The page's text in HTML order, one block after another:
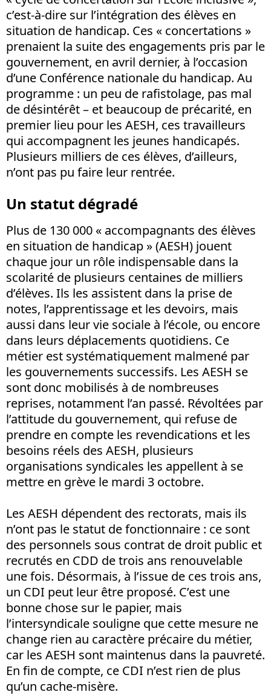
c’est-à-dire sur l’intégration des élèves en
situation de handicap. Ces « concertations »
prenaient la suite des engagements pris par le
gouvernement, en avril dernier, à l’occasion
d’une Conférence nationale du handicap. Au
programme : un peu de rafistolage, pas mal
de désintérêt – et beaucoup de précarité, en
premier lieu pour les AESH, ces travailleurs
qui accompagnent les jeunes handicapés.
Plusieurs milliers de ces élèves, d’ailleurs,
n’ont pas pu faire leur rentrée.
Un statut dégradé
Plus de 130 000 « accompagnants des élèves
en situation de handicap » (AESH) jouent
chaque jour un rôle indispensable dans la
scolarité de plusieurs centaines de milliers
d’élèves. Ils les assistent dans la prise de
notes, l’apprentissage et les devoirs, mais
aussi dans leur vie sociale à l’école, ou encore
dans leurs déplacements quotidiens. Ce
métier est systématiquement malmené par
les gouvernements successifs. Les AESH se
sont donc mobilisés à de nombreuses
reprises, notamment l’an passé. Révoltées par
l’attitude du gouvernement, qui refuse de
prendre en compte les revendications et les
besoins réels des AESH, plusieurs
organisations syndicales les appellent à se
mettre en grève le mardi 3 octobre.
Les AESH dépendent des rectorats, mais ils
n’ont pas le statut de fonctionnaire : ce sont
des personnels sous contrat de droit public et
recrutés en CDD de trois ans renouvelable
une fois. Désormais, à l’issue de ces trois ans,
un CDI peut leur être proposé. C’est une
bonne chose sur le papier, mais
l’intersyndicale souligne que cette mesure ne
change rien au caractère précaire du métier,
car les AESH sont maintenus dans la pauvreté.
En fin de compte, ce CDI n’est rien de plus
qu’un cache-misère.